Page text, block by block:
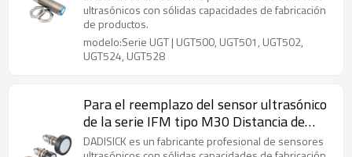
mm
ultrasónicos con sólidas capacidades de fabricación
de productos.
modelo:Serie UGT | UGT500, UGT501, UGT502,
UGT524, UGT528
Para el reemplazo del sensor ultrasónico
de la serie IFM tipo M30 Distancia de
detección de 250 mm a 3500 mm
DADISICK es un fabricante profesional de sensores